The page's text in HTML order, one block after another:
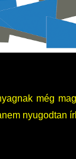
még
nyugodtan